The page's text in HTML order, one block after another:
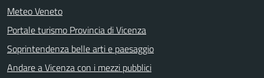
Meteo Veneto
Portale turismo Provincia di Vicenza
Soprintendenza belle arti e paesaggio
Andare a Vicenza con i mezzi pubblici